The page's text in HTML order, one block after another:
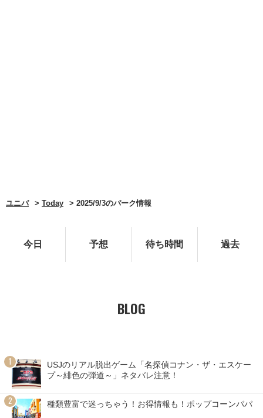
ユニバ Today 2025/9/3のパーク情報
今日 予想 待ち時間 過去
BLOG
USJのリアル脱出ゲーム「名探偵コナン・ザ・エスケー
プ～緋色の弾道～」ネタバレ注意！
種類豊富で迷っちゃう！お得情報も！ポップコーンパパ